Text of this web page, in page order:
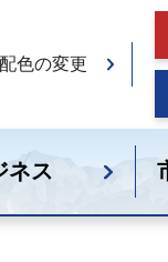
色の変更
ネス